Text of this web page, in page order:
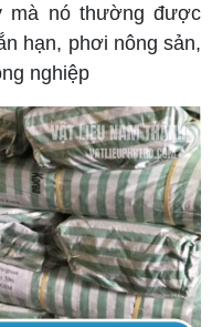
mà nó thường được
hạn, phơi nông sản,
nghiệp